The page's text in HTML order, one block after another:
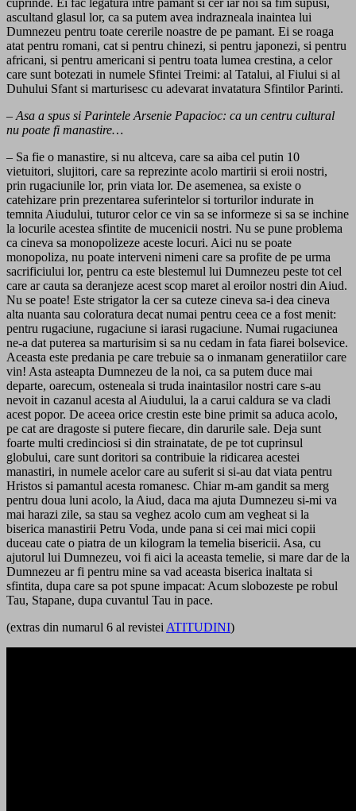
ascultand glasul lor, ca sa putem avea indrazneala inaintea lui
Dumnezeu pentru toate cererile noastre de pe pamant. Ei se roaga
atat pentru romani, cat si pentru chinezi, si pentru japonezi, si pentru
africani, si pentru americani si pentru toata lumea crestina, a celor
care sunt botezati in numele Sfintei Treimi: al Tatalui, al Fiului si al
Duhului Sfant si marturisesc cu adevarat invatatura Sfintilor Parinti.
– Asa a spus si Parintele Arsenie Papacioc: ca un centru cultural
nu poate fi manastire…
– Sa fie o manastire, si nu altceva, care sa aiba cel putin 10
vietuitori, slujitori, care sa reprezinte acolo martirii si eroii nostri,
prin rugaciunile lor, prin viata lor. De asemenea, sa existe o
catehizare prin prezentarea suferintelor si torturilor indurate in
temnita Aiudului, tuturor celor ce vin sa se informeze si sa se inchine
la locurile acestea sfintite de mucenicii nostri. Nu se pune problema
ca cineva sa monopolizeze aceste locuri. Aici nu se poate
monopoliza, nu poate interveni nimeni care sa profite de pe urma
sacrificiului lor, pentru ca este blestemul lui Dumnezeu peste tot cel
care ar cauta sa deranjeze acest scop maret al eroilor nostri din Aiud.
Nu se poate! Este strigator la cer sa cuteze cineva sa-i dea cineva
alta nuanta sau coloratura decat numai pentru ceea ce a fost menit:
pentru rugaciune, rugaciune si iarasi rugaciune. Numai rugaciunea
ne-a dat puterea sa marturisim si sa nu cedam in fata fiarei bolsevice.
Aceasta este predania pe care trebuie sa o inmanam generatiilor care
vin! Asta asteapta Dumnezeu de la noi, ca sa putem duce mai
departe, oarecum, osteneala si truda inaintasilor nostri care s-au
nevoit in cazanul acesta al Aiudului, la a carui caldura se va cladi
acest popor. De aceea orice crestin este bine primit sa aduca acolo,
pe cat are dragoste si putere fiecare, din darurile sale. Deja sunt
foarte multi credinciosi si din strainatate, de pe tot cuprinsul
globului, care sunt doritori sa contribuie la ridicarea acestei
manastiri, in numele acelor care au suferit si si-au dat viata pentru
Hristos si pamantul acesta romanesc. Chiar m-am gandit sa merg
pentru doua luni acolo, la Aiud, daca ma ajuta Dumnezeu si-mi va
mai harazi zile, sa stau sa veghez acolo cum am vegheat si la
biserica manastirii Petru Voda, unde pana si cei mai mici copii
duceau cate o piatra de un kilogram la temelia bisericii. Asa, cu
ajutorul lui Dumnezeu, voi fi aici la aceasta temelie, si mare dar de la
Dumnezeu ar fi pentru mine sa vad aceasta biserica inaltata si
sfintita, dupa care sa pot spune impacat: Acum slobozeste pe robul
Tau, Stapane, dupa cuvantul Tau in pace.
(extras din numarul 6 al revistei ATITUDINI)